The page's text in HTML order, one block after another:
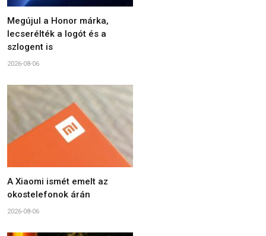
Megújul a Honor márka,
lecserélték a logót és a
szlogent is
2026-08-06
A Xiaomi ismét emelt az
okostelefonok árán
2026-08-06